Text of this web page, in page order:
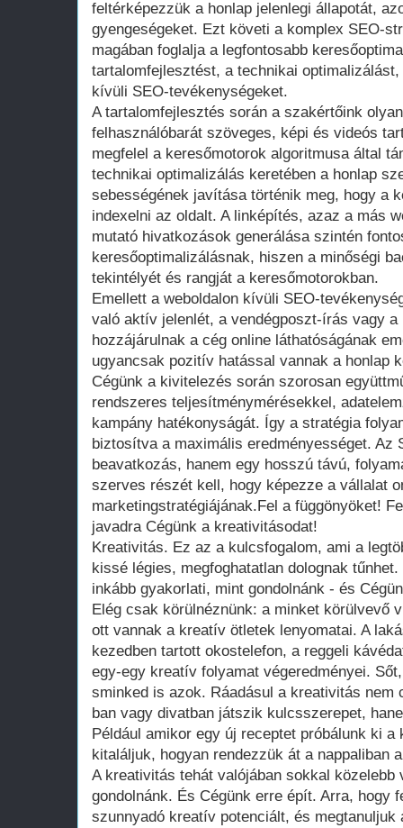
feltérképezzük a honlap jelenlegi állapotát,
gyengeségeket. Ezt követi a komplex SEO-
magában foglalja a legfontosabb
tartalomfejlesztést, a technikai
kívüli SEO-tevékenységeket.
A tartalomfejlesztés során a szakértőink
felhasználóbarát szöveges, képi és videós
megfelel a keresőmotorok algoritmusa által
technikai optimalizálás keretében a honlap
sebességének javítása történik meg, hogy a
indexelni az oldalt. A linképítés, azaz a más
mutató hivatkozások generálása szintén
keresőoptimalizálásnak, hiszen a minőségi
tekintélyét és rangját a keresőmotorokban.
Emellett a weboldalon kívüli SEO-
való aktív jelenlét, a vendégposzt-írás vagy a
hozzájárulnak a cég online láthatóságának
ugyancsak pozitív hatással vannak a honlap
Cégünk a kivitelezés során szorosan
rendszeres teljesítménymérésekkel,
kampány hatékonyságát. Így a stratégia
biztosítva a maximális eredményességet. Az
beavatkozás, hanem egy hosszú távú,
szerves részét kell, hogy képezze a vállalat
marketingstratégiájának.Fel a függönyöket!
javadra Cégünk a kreativitásodat!
Kreativitás. Ez az a kulcsfogalom, ami a
kissé légies, megfoghatatlan dolognak
inkább gyakorlati, mint gondolnánk - és
Elég csak körülnéznünk: a minket körülvevő
ott vannak a kreatív ötletek lenyomatai. A
kezedben tartott okostelefon, a reggeli
egy-egy kreatív folyamat végeredményei.
sminked is azok. Ráadásul a kreativitás nem
ban vagy divatban játszik kulcsszerepet,
Például amikor egy új receptet próbálunk ki a
kitaláljuk, hogyan rendezzük át a nappaliban
A kreativitás tehát valójában sokkal közelebb
gondolnánk. És Cégünk erre épít. Arra, hogy
szunnyadó kreatív potenciált, és